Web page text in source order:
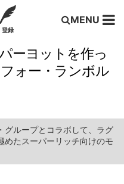
登録
MENU
ーヨットを作っ
ォー・ランボル
グループとコラボして、ラグ
めたスーパーリッチ向けのモ